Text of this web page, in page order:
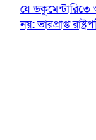
যে
নয়: ভারপ্রাপ্ত